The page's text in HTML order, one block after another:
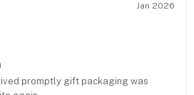
Jan 2026
promptly gift packaging was